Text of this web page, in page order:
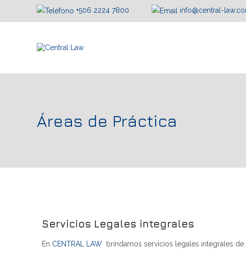
+506 2224 7800 info@central-
Áreas de Práctica
Servicios Legales integrales
En CENTRAL LAW brindamos servicios legales integrales